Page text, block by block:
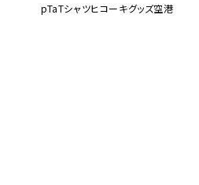
pTaTシャツヒコーキグッズ空港